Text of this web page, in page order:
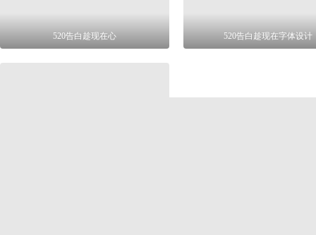
520告白趁现在心 520告白趁现在字体设计